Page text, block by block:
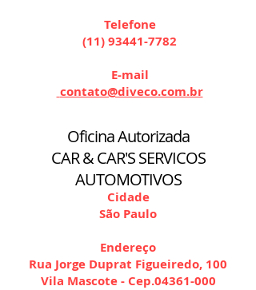
Telefone
(11) 93441-7782
E-mail
contato@diveco.com.br
Oficina Autorizada
CAR & CAR'S SERVICOS
AUTOMOTIVOS
Cidade
São Paulo
Endereço
Rua Jorge Duprat Figueiredo, 100
Vila Mascote - Cep.04361-000